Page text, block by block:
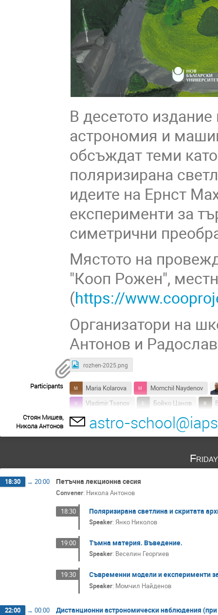
В десетото
астрономия и
обсъждат теми
поляризирана
идеите на Ернст
експерименти за
симетрични
Мястото на
"Кооп Рожен",
(https://
Организатори на
Антонов и
rozhen-2025.png
Participants Maria Kolarova
Momchil Naydenov
Vladimir Tsenov
Бойко Цанов
Грета Гичева
Григор Маринов
Илиян Смаду
Николай Николов
Селин Али
Християния Христова
Стоян Мишев,
Никола Антонов
astro-
18:30 → 20:00 Петъчна лекционна сесия
Convener: Никола Антонов
18:30 Поляризирана светлина и скритата
Speaker:Янко Николов
19:00 Тъмна материя. Въведение.
Speaker: Веселин Георгиев
19:30 Съвременни модели и експерименти
Speaker: Момчил Найденов
22:00 → 00:00 Дистанционни астрономически наблюдения